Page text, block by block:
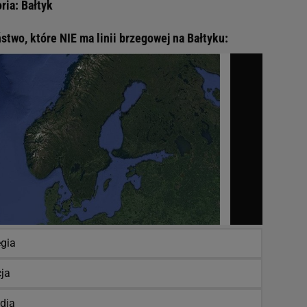
Bałtyk
które NIE ma linii brzegowej na Bałtyku: